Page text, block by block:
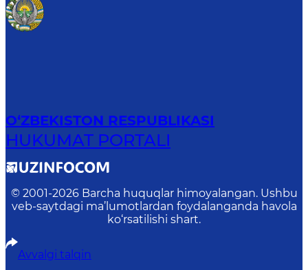
O‘ZBEKISTON RESPUBLIKASI
HUKUMAT PORTALI
© 2001-2026 Barcha huquqlar himoyalangan. Ushbu
veb-saytdagi ma’lumotlardan foydalanganda havola
ko‘rsatilishi shart.
Avvalgi talqin